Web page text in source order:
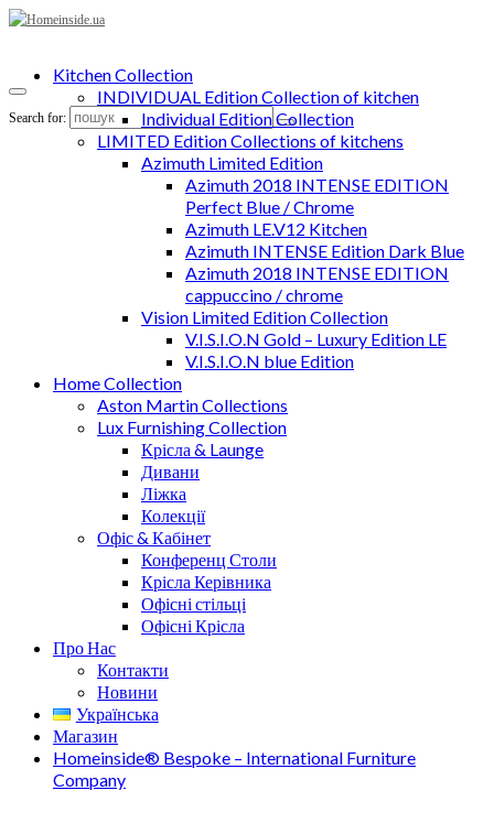
Search for:
Kitchen Collection
INDIVIDUAL Edition Collection of kitchen
Individual Edition Collection
LIMITED Edition Collections of kitchens
Azimuth Limited Edition
Azimuth 2018 INTENSE EDITION
Perfect Blue / Chrome
Azimuth LE.V12 Kitchen
Azimuth INTENSE Edition Dark Blue
Azimuth 2018 INTENSE EDITION
cappuccino / chrome
Vision Limited Edition Collection
V.I.S.I.O.N Gold – Luxury Edition LE
V.I.S.I.O.N blue Edition
Home Collection
Aston Martin Collections
Lux Furnishing Collection
Крісла & Launge
Дивани
Ліжка
Колекції
Офіс & Кабінет
Конференц Столи
Крісла Керівника
Офісні стільці
Офісні Крісла
Про Нас
Контакти
Новини
Українська
Магазин
Homeinside® Bespoke – International Furniture
Company